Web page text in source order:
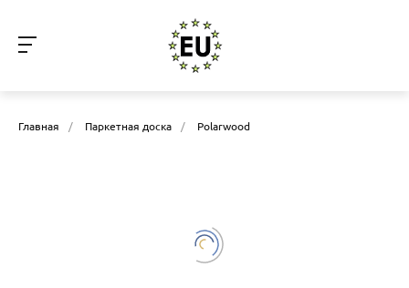
Главная / Паркетная доска / Polarwood